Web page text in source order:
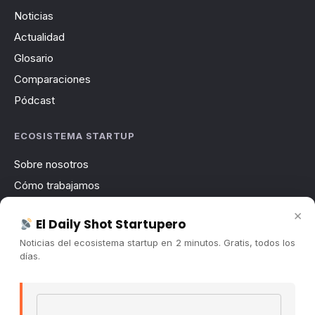
Noticias
Actualidad
Glosario
Comparaciones
Pódcast
ECOSISTEMA STARTUP
Sobre nosotros
Cómo trabajamos
Contacto
Publicidad
×
El Daily Shot Startupero
Noticias del ecosistema startup en 2 minutos. Gratis, todos los
días.